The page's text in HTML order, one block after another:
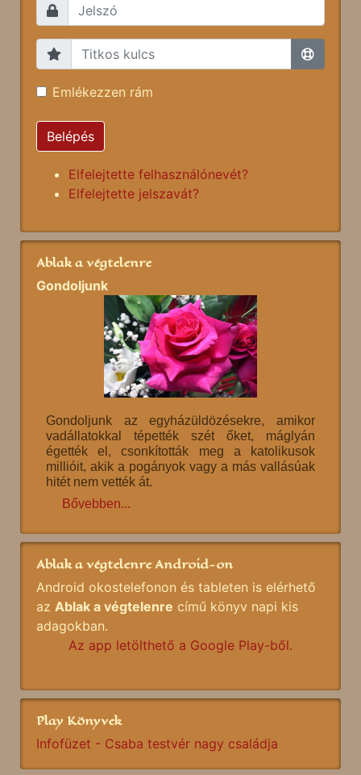
Emlékezzen rám
Belépés
Elfelejtette felhasználónevét?
Elfelejtette jelszavát?
Ablak a végtelenre
Gondoljunk
Gondoljunk az egyházüldözésekre, amikor
vadállatokkal tépették szét őket, máglyán
égették el, csonkították meg a katolikusok
millióit, akik a pogányok vagy a más vallásúak
hitét nem vették át.
Bővebben...
Ablak a végtelenre Android-on
Android okostelefonon és tableten is elérhető
az Ablak a végtelenre című könyv napi kis
adagokban.
Az app letölthető a Google Play-ből.
Play Könyvek
Infofüzet - Csaba testvér nagy családja